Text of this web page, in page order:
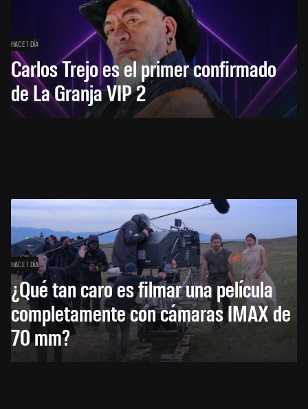
HACE 1 DÍA
Carlos Trejo es el primer confirmado
de La Granja VIP 2
HACE 1 DÍA
¿Qué tan caro es filmar una película
completamente con cámaras IMAX de
70 mm?